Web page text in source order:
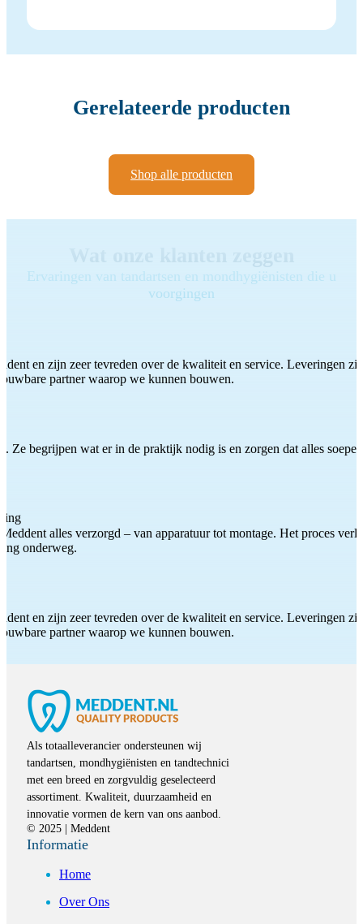
Gerelateerde producten
Shop alle producten
Ervaringen van tandartsen en mondhygiënisten die u
voorgingen
en zijn zeer tevreden over de kwaliteit en service. Leveringen
partner waarop we kunnen bouwen.
Ze begrijpen wat er in de praktijk nodig is en zorgen dat alles
alles verzorgd – van apparatuur tot montage. Het proces
onderweg.
en zijn zeer tevreden over de kwaliteit en service. Leveringen
partner waarop we kunnen bouwen.
Als totaalleverancier ondersteunen wij
tandartsen, mondhygiënisten en tandtechnici
met een breed en zorgvuldig geselecteerd
assortiment. Kwaliteit, duurzaamheid en
innovatie vormen de kern van ons aanbod.
© 2025 | Meddent
Informatie
Home
Over Ons